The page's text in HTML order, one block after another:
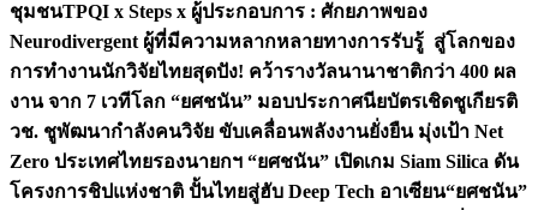
ชุมชนTPQI x Steps x ผู้ประกอบการ : ศักยภาพของ
Neurodivergent ผู้ที่มีความหลากหลายทางการรับรู้ สู่โลกของ
การทำงานนักวิจัยไทยสุดปัง! คว้ารางวัลนานาชาติกว่า 400 ผล
งาน จาก 7 เวทีโลก “ยศชนัน” มอบประกาศนียบัตรเชิดชูเกียรติ
วช. ชูพัฒนากำลังคนวิจัย ขับเคลื่อนพลังงานยั่งยืน มุ่งเป้า Net
Zero ประเทศไทยรองนายกฯ “ยศชนัน” เปิดเกม Siam Silica ดัน
โครงการชิปแห่งชาติ ปั้นไทยสู่ฮับ Deep Tech อาเซียน“ยศชนัน”